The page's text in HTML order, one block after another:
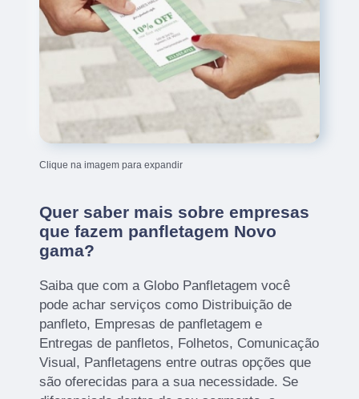
Clique na imagem para expandir
Quer saber mais sobre empresas
que fazem panfletagem Novo
gama?
Saiba que com a Globo Panfletagem você
pode achar serviços como Distribuição de
panfleto, Empresas de panfletagem e
Entregas de panfletos, Folhetos, Comunicação
Visual, Panfletagens entre outras opções que
são oferecidas para a sua necessidade. Se